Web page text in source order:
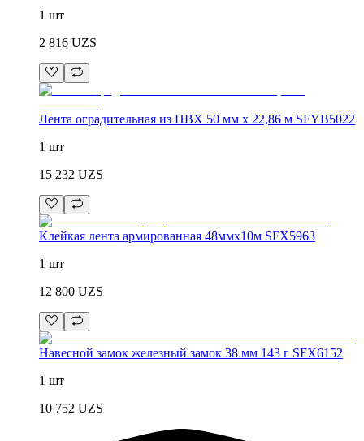
1 шт
2 816 UZS
Лента оградительная из ПВХ 50 мм x 22,86 м SFYB5022
1 шт
15 232 UZS
Клейкая лента армированная 48ммx10м SFX5963
1 шт
12 800 UZS
Навесной замок железный замок 38 мм 143 г SFX6152
1 шт
10 752 UZS